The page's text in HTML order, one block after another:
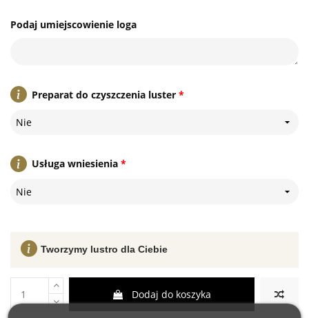
Podaj umiejscowienie loga
*
Preparat do czyszczenia luster
Nie
*
Usługa wniesienia
Nie
Dodaj do koszyka
Tworzymy lustro dla Ciebie